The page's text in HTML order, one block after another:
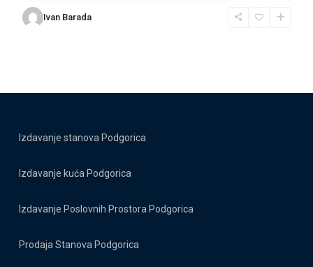
Ivan Barada
Izdavanje stanova Podgorica
Izdavanje kuća Podgorica
Izdavanje Poslovnih Prostora Podgorica
Prodaja Stanova Podgorica